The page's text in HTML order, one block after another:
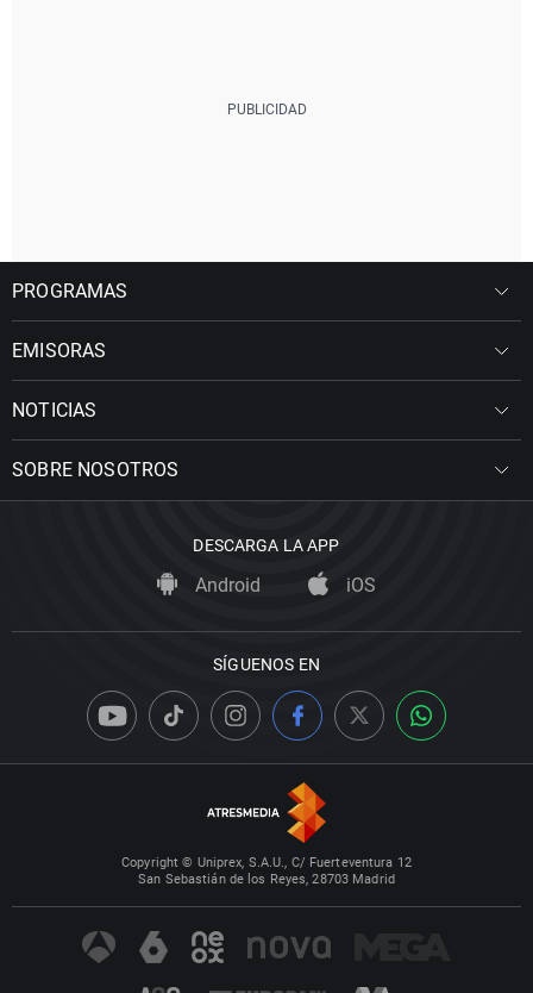
PROGRAMAS
EMISORAS
NOTICIAS
SOBRE NOSOTROS
DESCARGA LA APP
Android iOS
SÍGUENOS EN
Copyright © Uniprex, S.A.U., C/ Fuerteventura 12
San Sebastián de los Reyes, 28703 Madrid